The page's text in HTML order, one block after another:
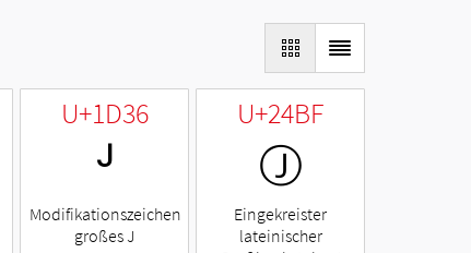
U+1D36
ᴶ
Modifikationszeichen
großes J
U+24BF
Ⓙ
Eingekreister
lateinischer